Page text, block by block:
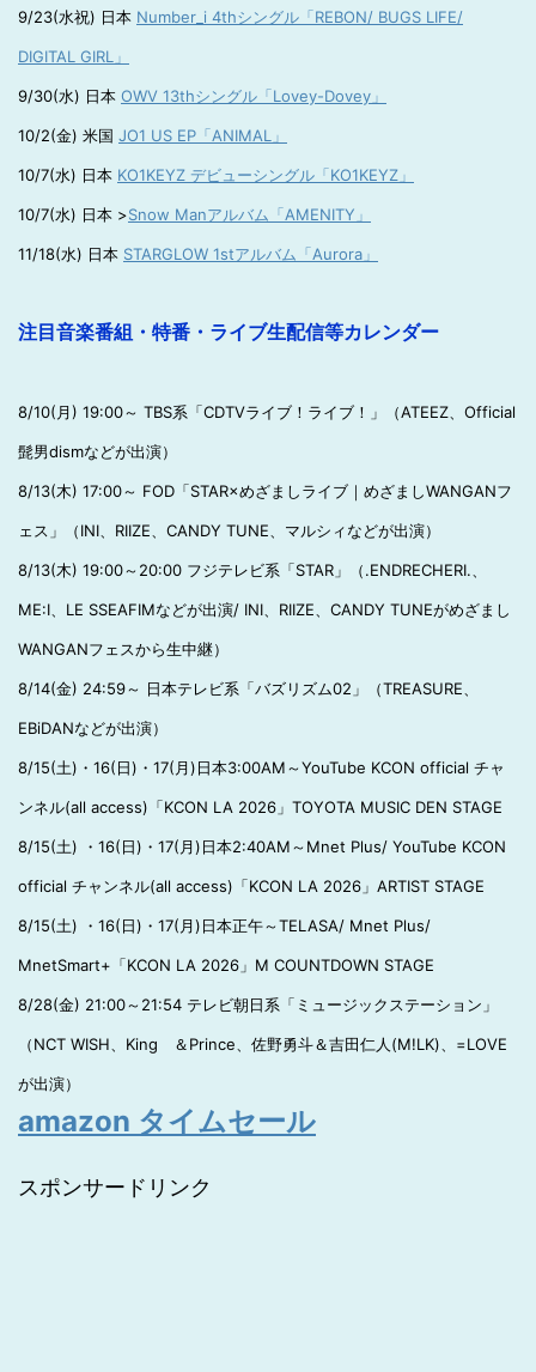
9/23(水祝) 日本 Number_i 4thシングル「REBON/ BUGS LIFE/
DIGITAL GIRL」
9/30(水) 日本 OWV 13thシングル「Lovey-Dovey」
10/2(金) 米国 JO1 US EP「ANIMAL」
10/7(水) 日本 KO1KEYZ デビューシングル「KO1KEYZ」
10/7(水) 日本 >Snow Manアルバム「AMENITY」
11/18(水) 日本 STARGLOW 1stアルバム「Aurora」
注目音楽番組・特番・ライブ生配信等カレンダー
8/10(月) 19:00～ TBS系「CDTVライブ！ライブ！」（ATEEZ、Official
髭男dismなどが出演）
8/13(木) 17:00～ FOD「STAR×めざましライブ｜めざましWANGANフ
ェス」（INI、RIIZE、CANDY TUNE、マルシィなどが出演）
8/13(木) 19:00～20:00 フジテレビ系「STAR」（.ENDRECHERI.、
ME:I、LE SSEAFIMなどが出演/ INI、RIIZE、CANDY TUNEがめざまし
WANGANフェスから生中継）
8/14(金) 24:59～ 日本テレビ系「バズリズム02」（TREASURE、
EBiDANなどが出演）
8/15(土)・16(日)・17(月)日本3:00AM～YouTube KCON official チャ
ンネル(all access)「KCON LA 2026」TOYOTA MUSIC DEN STAGE
8/15(土) ・16(日)・17(月)日本2:40AM～Mnet Plus/ YouTube KCON
official チャンネル(all access)「KCON LA 2026」ARTIST STAGE
8/15(土) ・16(日)・17(月)日本正午～TELASA/ Mnet Plus/
MnetSmart+「KCON LA 2026」M COUNTDOWN STAGE
8/28(金) 21:00～21:54 テレビ朝日系「ミュージックステーション」
（NCT WISH、King ＆Prince、佐野勇斗＆吉田仁人(M!LK)、=LOVE
が出演）
amazon タイムセール
スポンサードリンク